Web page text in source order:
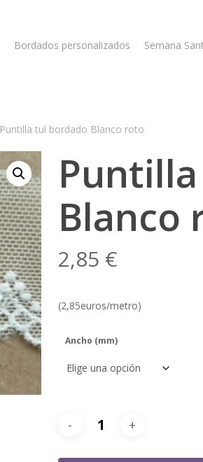
Bordados personalizados Semana
Puntilla tul bordado Blanco roto
Blanco
2,85 €
(2,85euros/metro)
Ancho (mm)